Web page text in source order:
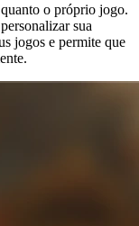
o próprio jogo.
sua
jogos e permite que